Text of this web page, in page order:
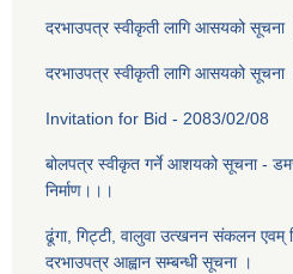
दरभाउपत्र स्वीकृती लागि आसयको
दरभाउपत्र स्वीकृती लागि आसयको
Invitation for Bid - 2083/02/08
बोलपत्र स्वीकृत गर्ने आशयको सूचना -
निर्माण।।।
ढूंगा, गिट्टी, वालुवा उत्खनन संकलन एवम्
दरभाउपत्र आह्वान सम्बन्धी सूचना ।